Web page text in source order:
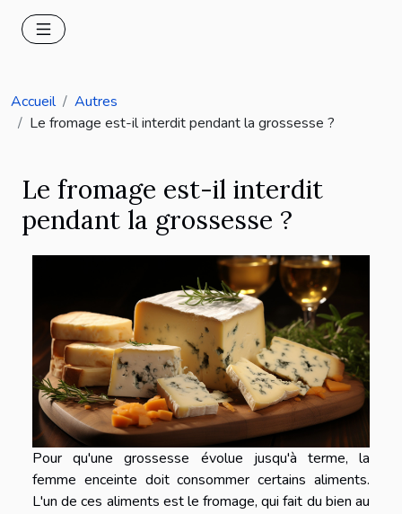
Accueil
Autres
Le fromage est-il interdit pendant la grossesse ?
Le fromage est-il interdit
pendant la grossesse ?
Pour qu'une grossesse évolue jusqu'à terme, la
femme enceinte doit consommer certains aliments.
L'un de ces aliments est le fromage, qui fait du bien au